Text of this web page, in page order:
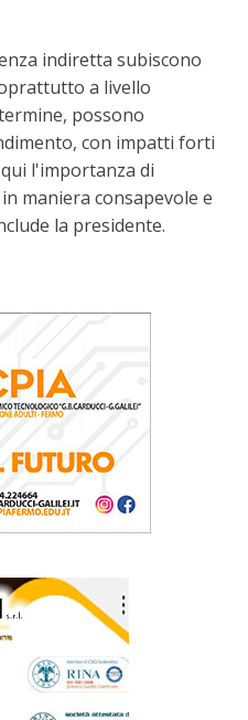
indiretta subiscono
a livello
possono
con impatti forti
l'importanza di
maniera consapevole e
la presidente.